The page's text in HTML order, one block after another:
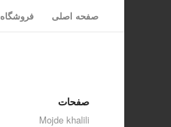
صفحه اصلی فروشگاه
صفحات
Mojde khalili